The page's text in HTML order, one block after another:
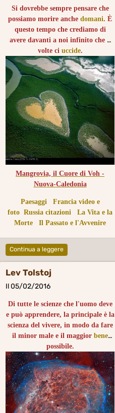
Si dovrebbe sempre pensare che
possiamo morire anchedomani. È
questo tempo che crediamo di
avere davanti a noi infinito che a
volte ci uccide.
On devrait toujours se voir comme
des gens qui vont mourir le
lendemain. C'est ce temps qu'on
croit avoir devant soi qui vous tue.
Mangrovia, il Cuore di Voh -
Nuova-Caledonia
Paesaggi
Francia video e
foto Russia citazioni
La Vita e la
Morte
Il Passato e l'Avvenire
Continua a leggere
Lev Tolstoj
Il 05/02/2016
Di tutte le scienze che l'uomo deve
e può apprendere, la principale è la
scienza del vivere, in modo da fare
il minor male e il maggiorbene
possibile.
De toutes les sciences dont l’homme
peut et doit se servir, celle de faire
le moins de mal et le plus de bien
possible, est vraisemblablement la
principale.